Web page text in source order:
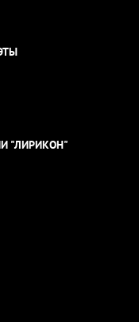
"ЛИРИКОН"